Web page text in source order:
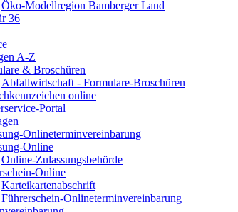
Öko-Modellregion Bamberger Land
36
A-Z
& Broschüren
Abfallwirtschaft - Formulare-Broschüren
online
Portal
Onlineterminvereinbarung
Online
Online-Zulassungsbehörde
Online
Karteikartenabschrift
Führerschein-Onlineterminvereinbarung